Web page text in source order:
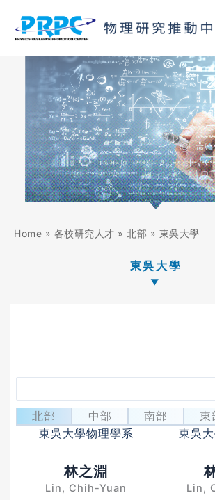
Home » 各校研究人才 » 北部 » 東吳大學
東吳大學
吳恭德
Wu, Kung-Te
東吳大學物理學系
Li,
東吳
林之淵
Lin, Chih-Yuan Lin,
尋
北部 中部 南部 東